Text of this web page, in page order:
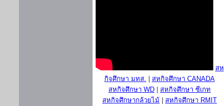
สห
กิจศึกษา มทส.
สหกิจศึกษา CANADA
สหกิจศึกษา WD
สหกิจศึกษา ซีเกท
สหกิจศึกษากล้วยไม้
สหกิจศึกษา RMIT